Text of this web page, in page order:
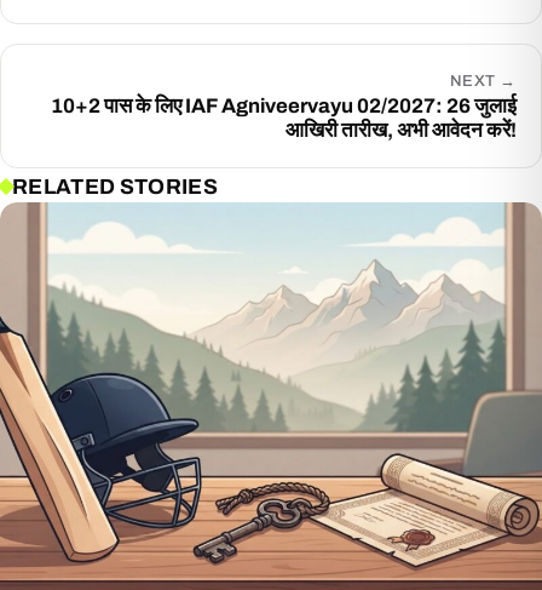
NEXT →
10+2 पास के लिए IAF Agniveervayu 02/2027: 26 जुलाई
आखिरी तारीख, अभी आवेदन करें!
RELATED STORIES